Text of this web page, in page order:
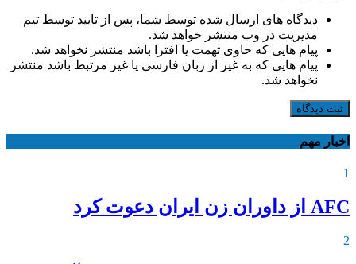
دیدگاه های ارسال شده توسط شما، پس از تایید توسط تیم
مدیریت در وب منتشر خواهد شد.
پیام هایی که حاوی تهمت یا افترا باشد منتشر نخواهد شد.
پیام هایی که به غیر از زبان فارسی یا غیر مرتبط باشد منتشر
نخواهد شد.
ثبت دیدگاه
اخبار مهم
1
AFC از داوران زن ایران دعوت کرد
2